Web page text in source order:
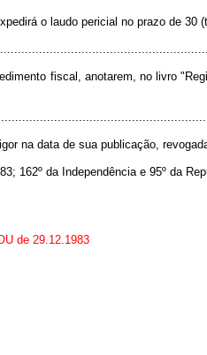
o laudo pericial no prazo de
fiscal, anotarem, no livro
na data de sua publicação,
162º da Independência e 95º da
de 29.12.1983